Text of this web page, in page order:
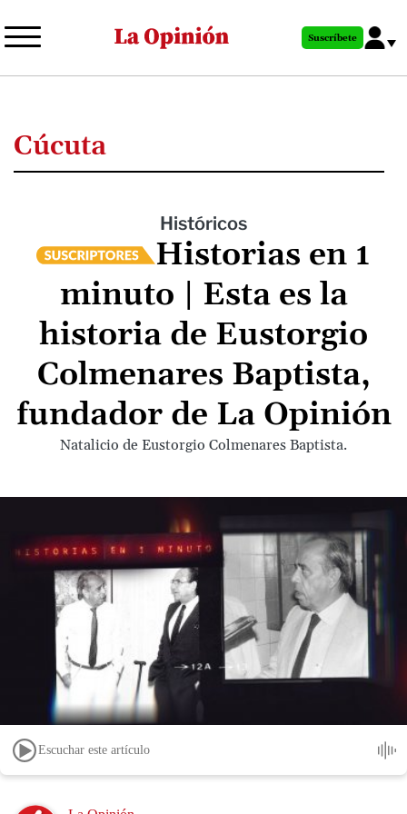
al
principal
Suscríbete
Cúcuta
Históricos
Historias en 1
minuto | Esta es la
historia de Eustorgio
Colmenares Baptista,
fundador de La Opinión
Natalicio de Eustorgio Colmenares Baptista.
Escuchar este artículo